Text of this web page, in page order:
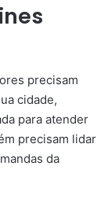
precisam
cidade,
para atender
precisam lidar
da